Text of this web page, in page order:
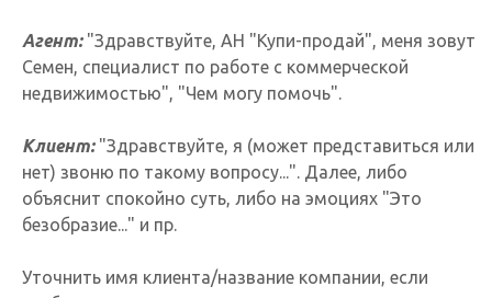
Агент: "Здравствуйте, АН "Купи-продай", меня зовут
Семен, специалист по работе с коммерческой
недвижимостью", "Чем могу помочь".
Клиент:"Здравствуйте, я (может представиться или
нет) звоню по такому вопросу...". Далее, либо
объяснит спокойно суть, либо на эмоциях "Это
безобразие..." и пр.
Уточнить имя клиента/название компании, если